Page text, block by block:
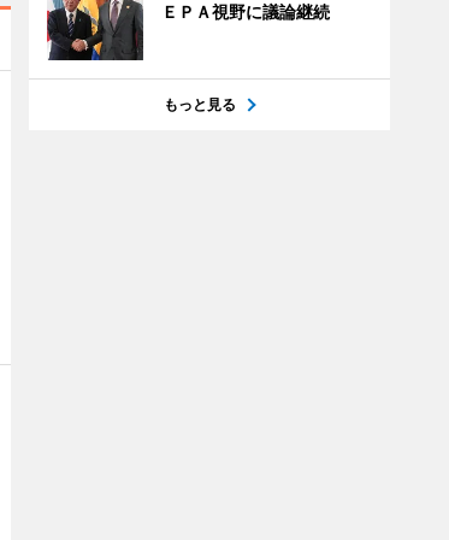
ＥＰＡ視野に議論継続
もっと見る